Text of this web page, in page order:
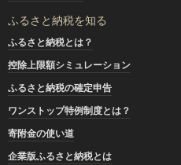
ふるさと納税を知る
ふるさと納税とは？
控除上限額シミュレーション
ふるさと納税の確定申告
ワンストップ特例制度とは？
寄附金の使い道
企業版ふるさと納税とは